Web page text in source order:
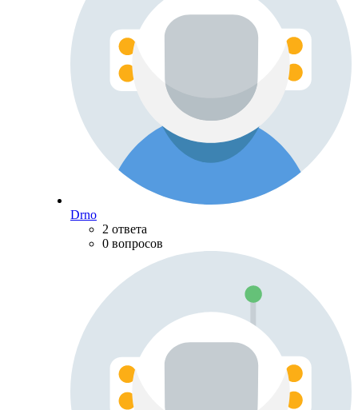
Drno
2 ответа
0 вопросов